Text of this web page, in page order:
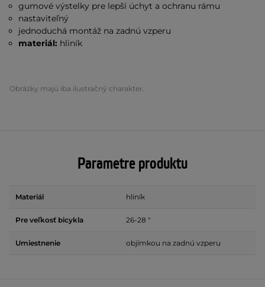
gumové výstelky pre lepší úchyt a ochranu rámu
nastaviteľný
jednoduchá montáž na zadnú vzperu
materiál: hliník
Obrázky majú iba ilustračný charakter.
Parametre produktu
Materiál hliník
Pre veľkosť bicykla 26-28 "
Umiestnenie objímkou na zadnú vzperu